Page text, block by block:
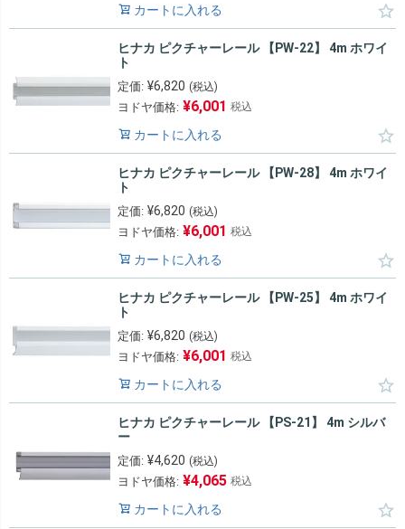
カートに入れる
ヒナカ ピクチャーレール 【PW-22】 4m ホワイ
ト
定価: ¥6,820 (税込)
ヨドヤ価格: ¥6,001 税込
カートに入れる
ヒナカ ピクチャーレール 【PW-28】 4m ホワイ
ト
定価: ¥6,820 (税込)
ヨドヤ価格: ¥6,001 税込
カートに入れる
ヒナカ ピクチャーレール 【PW-25】 4m ホワイ
ト
定価: ¥6,820 (税込)
ヨドヤ価格: ¥6,001 税込
カートに入れる
ヒナカ ピクチャーレール 【PS-21】 4m シルバ
ー
定価: ¥4,620 (税込)
ヨドヤ価格: ¥4,065 税込
カートに入れる